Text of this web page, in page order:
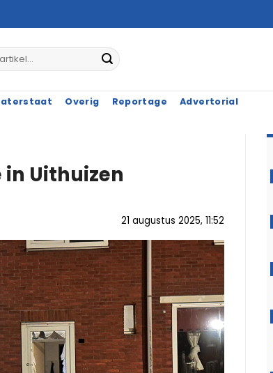
Overig Reportage Advertorial
Uithuizen
21 augustus 2025, 11:52